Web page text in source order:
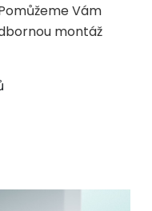
Vám
montáž